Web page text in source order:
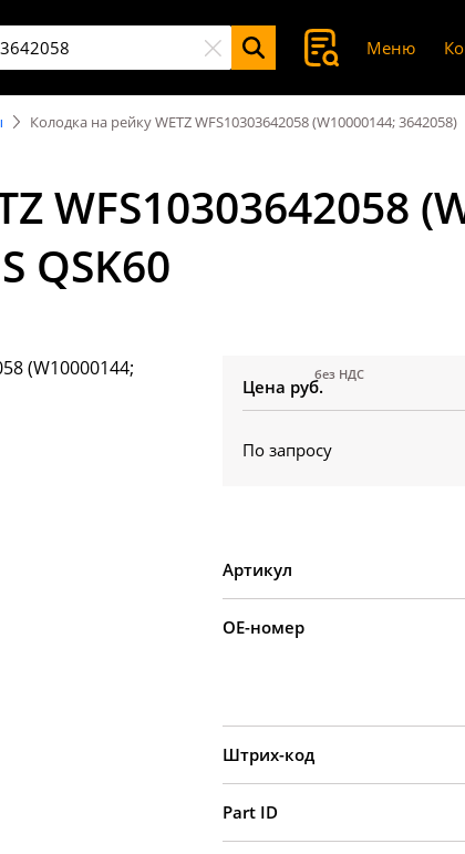
Меню
Колодка на рейку WETZ WFS10303642058 (W10000144; 3642058)
WFS10303642058
QSK60
Цена руб.
без НДС
По запросу
Артикул
OE-номер
Штрих-код
Part ID